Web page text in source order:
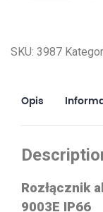
Sea
IP66
SKU: 3987
Opis
Rozłącznik
9003E IP66